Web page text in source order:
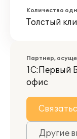
Количество
Толстый
Партнер,
1С:Первый
офис
Другие